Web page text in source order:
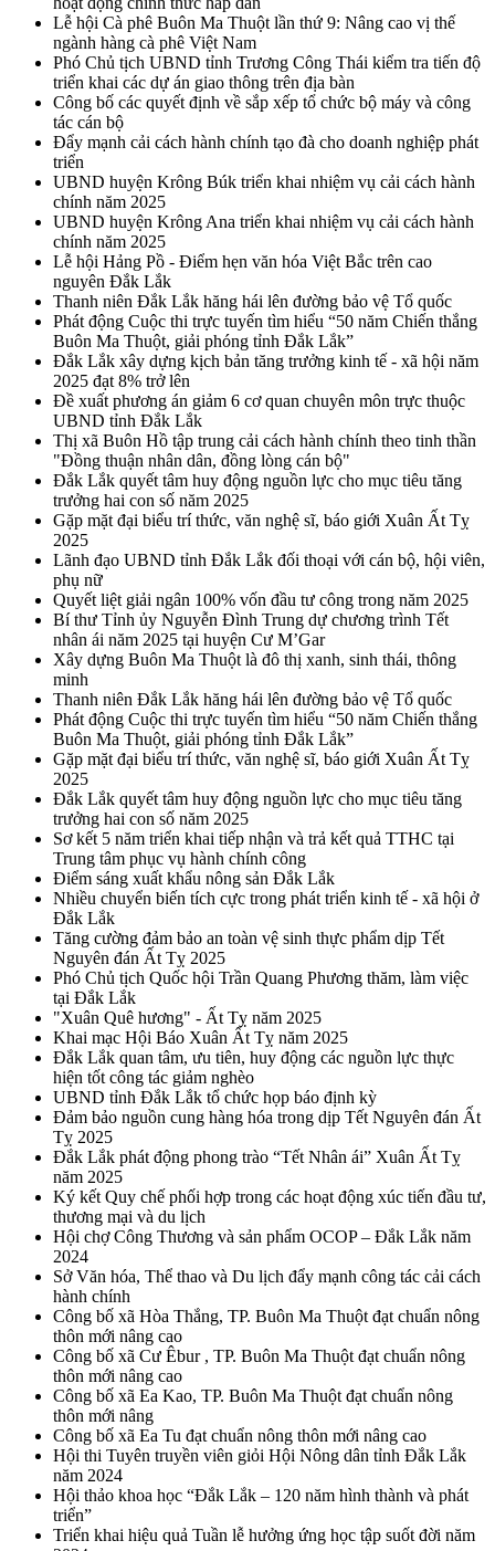
Lễ hội Cà phê Buôn Ma Thuột lần thứ 9: Nâng cao vị thế
ngành hàng cà phê Việt Nam
Phó Chủ tịch UBND tỉnh Trương Công Thái kiểm tra tiến độ
triển khai các dự án giao thông trên địa bàn
Công bố các quyết định về sắp xếp tổ chức bộ máy và công
tác cán bộ
Đẩy mạnh cải cách hành chính tạo đà cho doanh nghiệp phát
triển
UBND huyện Krông Búk triển khai nhiệm vụ cải cách hành
chính năm 2025
UBND huyện Krông Ana triển khai nhiệm vụ cải cách hành
chính năm 2025
Lễ hội Hảng Pồ - Điểm hẹn văn hóa Việt Bắc trên cao
nguyên Đắk Lắk
Thanh niên Đắk Lắk hăng hái lên đường bảo vệ Tổ quốc
Phát động Cuộc thi trực tuyến tìm hiểu “50 năm Chiến thắng
Buôn Ma Thuột, giải phóng tỉnh Đắk Lắk”
Đắk Lắk xây dựng kịch bản tăng trưởng kinh tế - xã hội năm
2025 đạt 8% trở lên
Đề xuất phương án giảm 6 cơ quan chuyên môn trực thuộc
UBND tỉnh Đắk Lắk
Thị xã Buôn Hồ tập trung cải cách hành chính theo tinh thần
"Đồng thuận nhân dân, đồng lòng cán bộ"
Đắk Lắk quyết tâm huy động nguồn lực cho mục tiêu tăng
trưởng hai con số năm 2025
Gặp mặt đại biểu trí thức, văn nghệ sĩ, báo giới Xuân Ất Tỵ
2025
Lãnh đạo UBND tỉnh Đắk Lắk đối thoại với cán bộ, hội viên,
phụ nữ
Quyết liệt giải ngân 100% vốn đầu tư công trong năm 2025
Bí thư Tỉnh ủy Nguyễn Đình Trung dự chương trình Tết
nhân ái năm 2025 tại huyện Cư M’Gar
Xây dựng Buôn Ma Thuột là đô thị xanh, sinh thái, thông
minh
Thanh niên Đắk Lắk hăng hái lên đường bảo vệ Tổ quốc
Phát động Cuộc thi trực tuyến tìm hiểu “50 năm Chiến thắng
Buôn Ma Thuột, giải phóng tỉnh Đắk Lắk”
Gặp mặt đại biểu trí thức, văn nghệ sĩ, báo giới Xuân Ất Tỵ
2025
Đắk Lắk quyết tâm huy động nguồn lực cho mục tiêu tăng
trưởng hai con số năm 2025
Sơ kết 5 năm triển khai tiếp nhận và trả kết quả TTHC tại
Trung tâm phục vụ hành chính công
Điểm sáng xuất khẩu nông sản Đắk Lắk
Nhiều chuyển biến tích cực trong phát triển kinh tế - xã hội ở
Đắk Lắk
Tăng cường đảm bảo an toàn vệ sinh thực phẩm dịp Tết
Nguyên đán Ất Tỵ 2025
Phó Chủ tịch Quốc hội Trần Quang Phương thăm, làm việc
tại Đắk Lắk
"Xuân Quê hương" - Ất Tỵ năm 2025
Khai mạc Hội Báo Xuân Ất Tỵ năm 2025
Đắk Lắk quan tâm, ưu tiên, huy động các nguồn lực thực
hiện tốt công tác giảm nghèo
UBND tỉnh Đắk Lắk tổ chức họp báo định kỳ
Đảm bảo nguồn cung hàng hóa trong dịp Tết Nguyên đán Ất
Tỵ 2025
Đắk Lắk phát động phong trào “Tết Nhân ái” Xuân Ất Tỵ
năm 2025
Ký kết Quy chế phối hợp trong các hoạt động xúc tiến đầu tư,
thương mại và du lịch
Hội chợ Công Thương và sản phẩm OCOP – Đắk Lắk năm
2024
Sở Văn hóa, Thể thao và Du lịch đẩy mạnh công tác cải cách
hành chính
Công bố xã Hòa Thắng, TP. Buôn Ma Thuột đạt chuẩn nông
thôn mới nâng cao
Công bố xã Cư Êbur , TP. Buôn Ma Thuột đạt chuẩn nông
thôn mới nâng cao
Công bố xã Ea Kao, TP. Buôn Ma Thuột đạt chuẩn nông
thôn mới nâng
Công bố xã Ea Tu đạt chuẩn nông thôn mới nâng cao
Hội thi Tuyên truyền viên giỏi Hội Nông dân tỉnh Đắk Lắk
năm 2024
Hội thảo khoa học “Đắk Lắk – 120 năm hình thành và phát
triển”
Triển khai hiệu quả Tuần lễ hưởng ứng học tập suốt đời năm